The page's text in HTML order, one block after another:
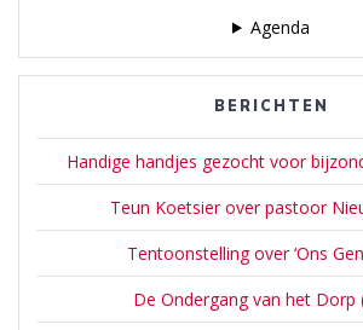
Agenda
BERICHTEN
Handige handjes gezocht voor
Teun Koetsier over pastoor
Tentoonstelling over ‘Ons
De Ondergang van het Dorp